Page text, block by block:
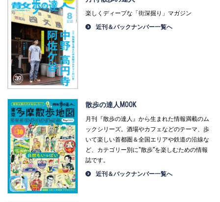
楽しくディープな「街深掘り」マガジン
近刊＆バックナンバー一覧へ
散歩の達人MOOK
月刊『散歩の達人』から生まれた情報満載のム
ックシリーズ。酒場やカフェなどのテーマ、歩
いて楽しい首都圏＆全国エリアや鉄道の沿線な
ど、カテゴリー別に“散歩”を楽しむための情報
誌です。
近刊＆バックナンバー一覧へ